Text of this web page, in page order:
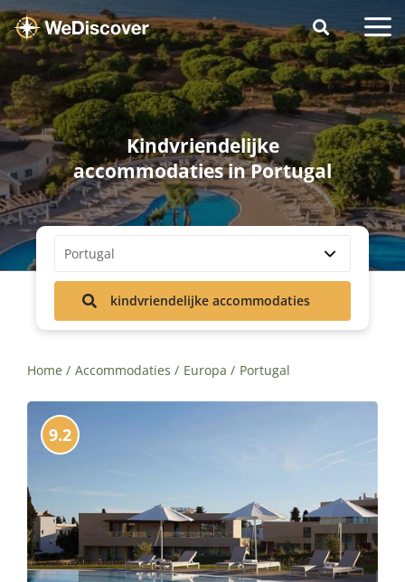
Kindvriendelijke
accommodaties in Portugal
Portugal
kindvriendelijke accommodaties
Home Accommodaties Europa Portugal
9.2